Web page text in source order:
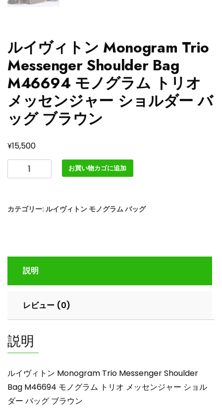
ルイヴィトン Monogram Trio
Messenger Shoulder Bag
M46694 モノグラム トリオ
メッセンジャー ショルダー バ
ッグ ブラウン
¥15,500
イ
ト
Messenger
Shoulder
Bag
ノ
ラ
ム
リ
オ
メ
お買い物カゴに追加
カテゴリー: ルイヴィトン モノグラム バッグ
説明
レビュー (0)
説明
ルイヴィトン Monogram Trio Messenger Shoulder
Bag M46694 モノグラム トリオ メッセンジャー ショル
ダー バッグ ブラウン